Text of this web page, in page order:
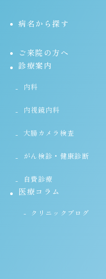
病名から探す
ご来院の方へ
診療案内
内科
内視鏡内科
大腸カメラ検査
がん検診・健康診断
自費診療
医療コラム
クリニックブログ